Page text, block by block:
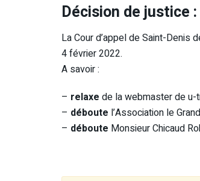
Décision de justice :
La Cour d’appel de Saint-Denis
4 février 2022.
A savoir :
– relaxe de la webmaster de u-
– déboute l’Association le
– déboute Monsieur Chicaud